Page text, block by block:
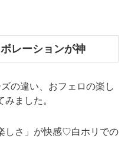
レーションが神
の違い、おフェロの楽し
ました。
しさ」が快感♡白ホリでの